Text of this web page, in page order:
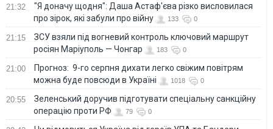
21:32
"Я доначу щодня": Даша Астаф'єва різко висловилася
про зірок, які забули про війну
133 0
21:15
ЗСУ взяли під вогневий контроль ключовий маршрут
росіян Маріуполь — Чонгар
183 0
21:00
Прогноз: 9-го серпня дихати легко свіжим повітрям
можна буде повсюди в Україні
1018 0
20:55
Зеленський доручив підготувати спеціальну санкційну
операцію проти РФ
79 0